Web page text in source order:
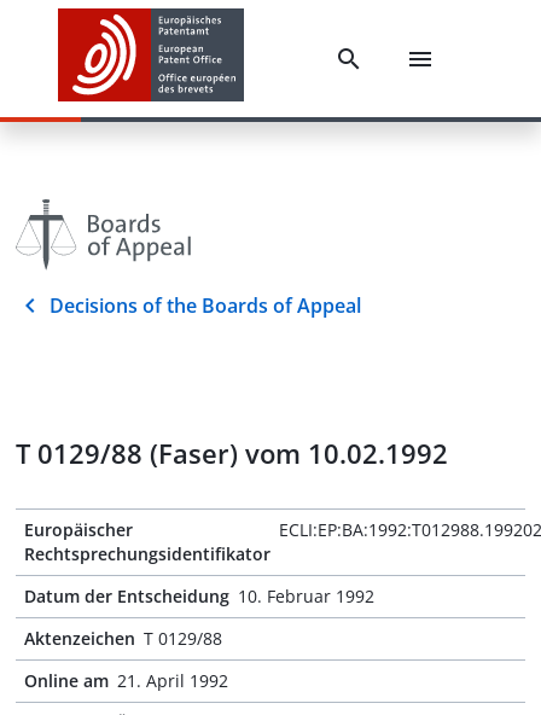
Decisions of the Boards of Appeal
T 0129/88 (Faser) vom 10.02.1992
Europäischer
Rechtsprechungsidentifikator
Datum der Entscheidung 10. Februar 1992
Aktenzeichen T 0129/88
Online am 21. April 1992